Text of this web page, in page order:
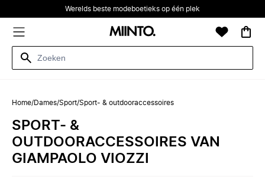
Werelds beste modeboetieks op één plek
Home/Dames/Sport/Sport- & outdooraccessoires
SPORT- &
OUTDOORACCESSOIRES VAN
GIAMPAOLO VIOZZI